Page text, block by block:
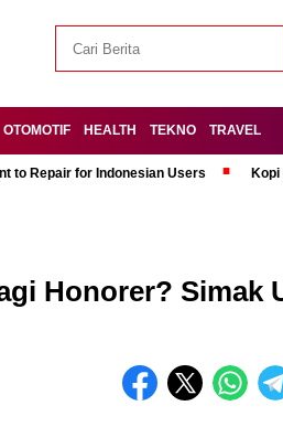
OTOMOTIF HEALTH TEKNO TRAVEL
to Repair for Indonesian Users
Honorer? Simak